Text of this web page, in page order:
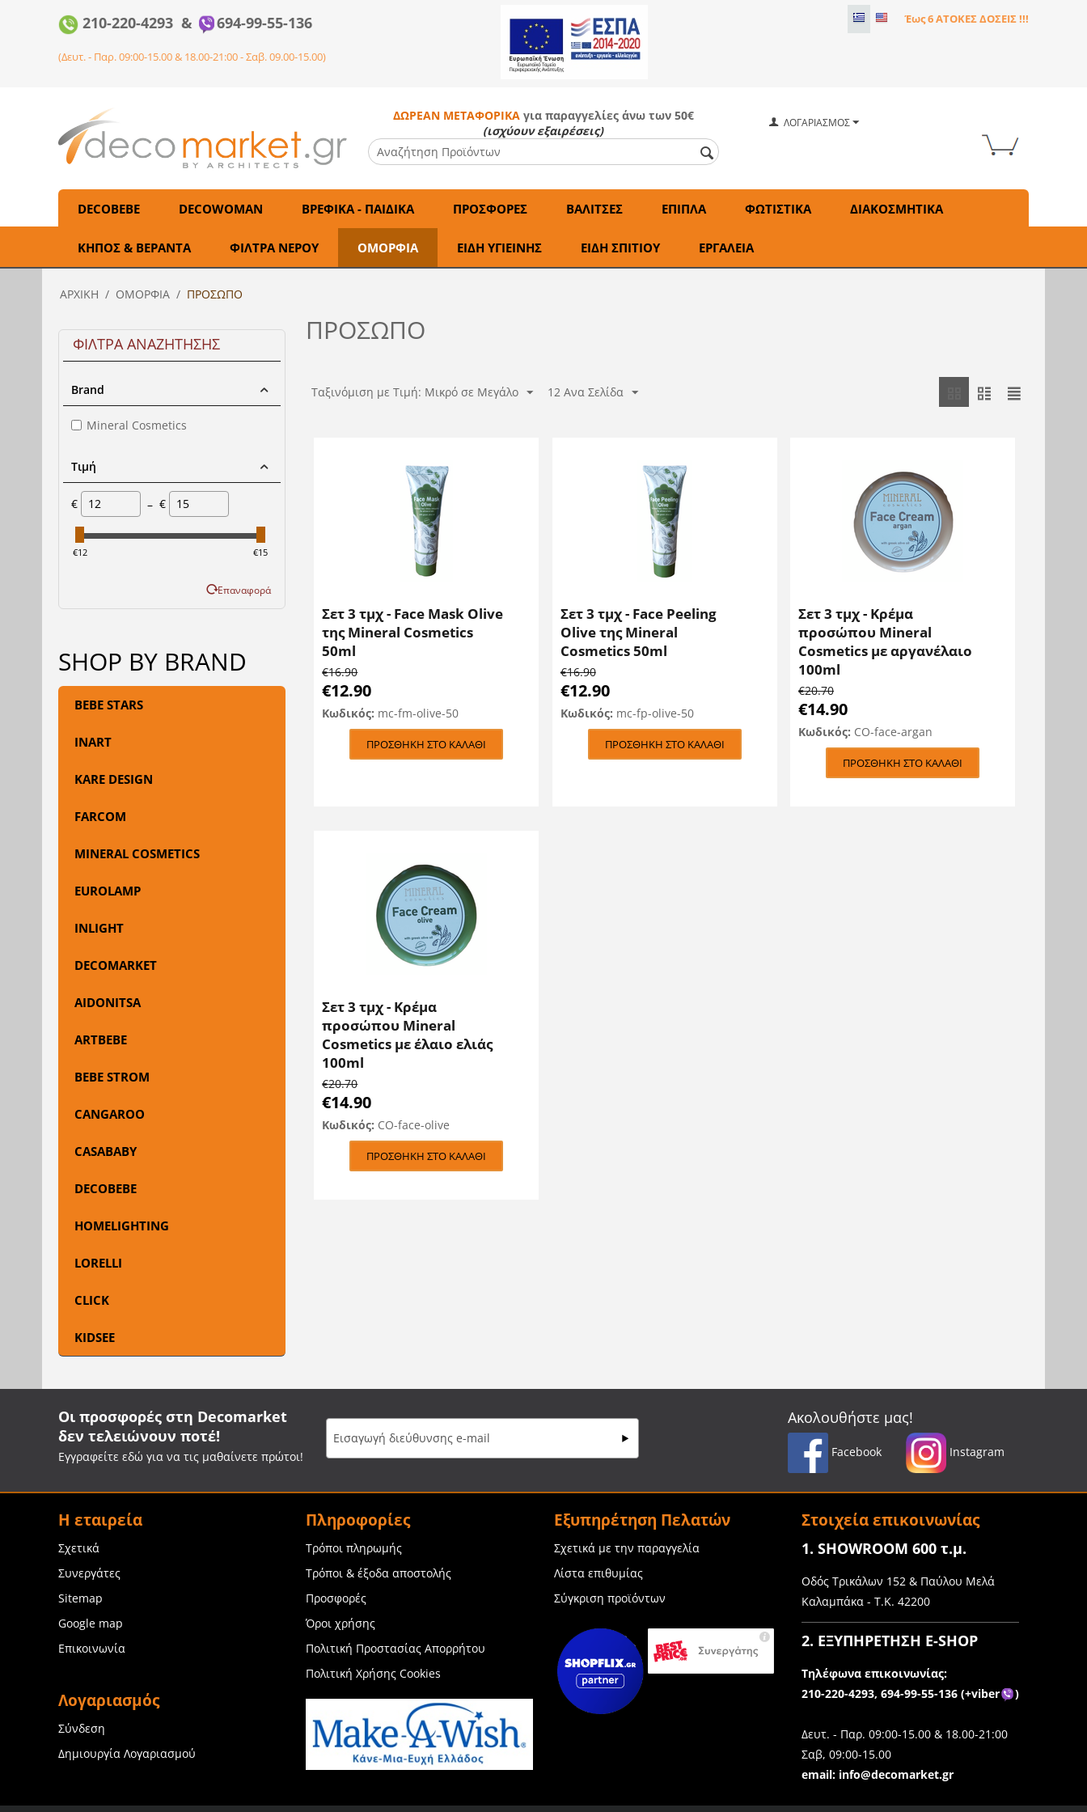
210-220-4293 & 694-99-55-136
(Δευτ. - Παρ. 09:00-15.00 & 18.00-21:00 - Σαβ. 09.00-15.00)
Έως 6 ΑΤΟΚΕΣ ΔΟΣΕΙΣ !!!
ΔΩΡΕΑΝ ΜΕΤΑΦΟΡΙΚΑγια παραγγελίες άνω των 50€
(ισχύουν εξαιρέσεις)
ΛΟΓΑΡΙΑΣΜΟΣ
DECOBEBE DECOWOMAN ΒΡΕΦΙΚΑ - ΠΑΙΔΙΚΑ ΠΡΟΣΦΟΡΕΣ ΒΑΛΙΤΣΕΣ ΕΠΙΠΛΑ ΦΩΤΙΣΤΙΚΑ ΔΙΑΚΟΣΜΗΤΙΚΑ
ΚΗΠΟΣ & ΒΕΡΑΝΤΑ ΦΙΛΤΡΑ ΝΕΡΟΥ ΟΜΟΡΦΙΑ ΕΙΔΗ ΥΓΙΕΙΝΗΣ ΕΙΔΗ ΣΠΙΤΙΟΥ ΕΡΓΑΛΕΙΑ
ΑΡΧΙΚΉ / ΟΜΟΡΦΙΑ / ΠΡΟΣΩΠΟ
ΦΙΛΤΡΑ ΑΝΑΖΗΤΗΣΗΣ
Brand
Mineral Cosmetics
Τιμή
€ – €
‎€12 ‎€15
Επαναφορά
SHOP BY BRAND
BEBE STARS
INART
KARE DESIGN
FARCOM
MINERAL COSMETICS
EUROLAMP
INLIGHT
DECOMARKET
AIDONITSA
ARTBEBE
BEBE STROM
CANGAROO
CASABABY
DECOBEBE
HOMELIGHTING
LORELLI
CLICK
KIDSEE
ΠΡΟΣΩΠΟ
Ταξινόμιση με Τιμή: Μικρό σε Μεγάλο 12 Ανα Σελίδα
Σετ 3 τμχ - Face Mask Olive
της Mineral Cosmetics
50ml
€16.90
€12.90
Κωδικός: mc-fm-olive-50
ΠΡΟΣΘΉΚΗ ΣΤΟ ΚΑΛΆΘΙ
Σετ 3 τμχ - Face Peeling
Olive της Mineral
Cosmetics 50ml
€16.90
€12.90
Κωδικός: mc-fp-olive-50
ΠΡΟΣΘΉΚΗ ΣΤΟ ΚΑΛΆΘΙ
Σετ 3 τμχ - Κρέμα
προσώπου Mineral
Cosmetics με αργανέλαιο
100ml
€20.70
€14.90
Κωδικός: CO-face-argan
ΠΡΟΣΘΉΚΗ ΣΤΟ ΚΑΛΆΘΙ
Σετ 3 τμχ - Κρέμα
προσώπου Mineral
Cosmetics με έλαιο ελιάς
100ml
€20.70
€14.90
Κωδικός: CO-face-olive
ΠΡΟΣΘΉΚΗ ΣΤΟ ΚΑΛΆΘΙ
Οι προσφορές στη Decomarket
δεν τελειώνουν ποτέ!
Εγγραφείτε εδώ για να τις μαθαίνετε πρώτοι!
Ακολουθήστε μας!
Facebook Instagram
Η εταιρεία
Σχετικά
Συνεργάτες
Sitemap
Google map
Επικοινωνία
Λογαριασμός
Σύνδεση
Δημιουργία Λογαριασμού
Πληροφορίες
Τρόποι πληρωμής
Τρόποι & έξοδα αποστολής
Προσφορές
Όροι χρήσης
Πολιτική Προστασίας Απορρήτου
Πολιτική Χρήσης Cookies
Εξυπηρέτηση Πελατών
Σχετικά με την παραγγελία
Λίστα επιθυμίας
Σύγκριση προϊόντων
Στοιχεία επικοινωνίας
1. SHOWROOM 600 τ.μ.
Οδός Τρικάλων 152 & Παύλου Μελά
Καλαμπάκα - Τ.Κ. 42200
2. ΕΞΥΠΗΡΕΤΗΣΗ E-SHOP
Τηλέφωνα επικοινωνίας:
210-220-4293,694-99-55-136 (+viber )
Δευτ. - Παρ. 09:00-15.00 & 18.00-21:00
Σαβ,09:00-15.00
email: info@decomarket.gr